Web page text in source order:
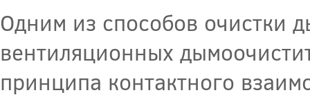
Одним из способов очистки
вентиляционных
принципа контактного